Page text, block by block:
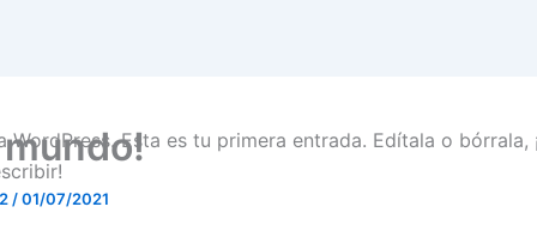
mundo!
/01/07/2021
WordPress. Esta es tu primera entrada. Edítala o bórrala,